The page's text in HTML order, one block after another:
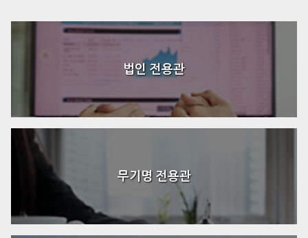
법인 전용관
무기명 전용관